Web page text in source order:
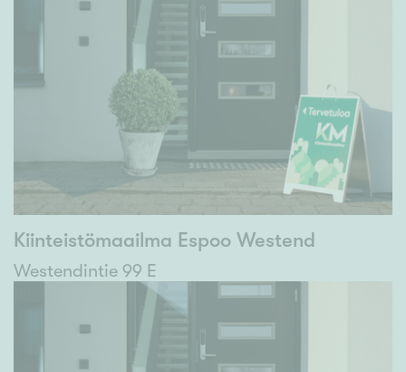
Kiinteistömaailma Espoo Westend
Westendintie 99 E